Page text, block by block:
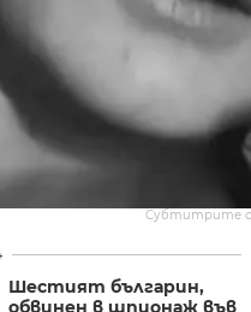
Субтитрите
Шестият българин,
обвинен в шпионаж във